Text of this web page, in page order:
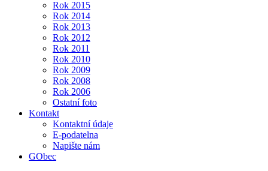
Rok 2015
Rok 2014
Rok 2013
Rok 2012
Rok 2011
Rok 2010
Rok 2009
Rok 2008
Rok 2006
Ostatní foto
Kontakt
Kontaktní údaje
E-podatelna
Napište nám
GObec